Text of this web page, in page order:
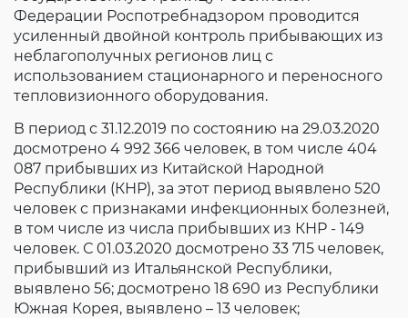
Федерации Роспотребнадзором проводится
усиленный двойной контроль прибывающих из
неблагополучных регионов лиц с
использованием стационарного и переносного
тепловизионного оборудования.
В период с 31.12.2019 по состоянию на 29.03.2020
досмотрено 4 992 366 человек, в том числе 404
087 прибывших из Китайской Народной
Республики (КНР), за этот период выявлено 520
человек с признаками инфекционных болезней,
в том числе из числа прибывших из КНР - 149
человек. С 01.03.2020 досмотрено 33 715 человек,
прибывший из Итальянской Республики,
выявлено 56; досмотрено 18 690 из Республики
Южная Корея, выявлено – 13 человек;